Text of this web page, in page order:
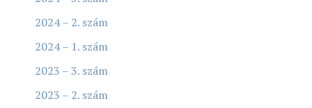
2024 – 2. szám
2024 – 1. szám
2023 – 3. szám
2023 – 2. szám